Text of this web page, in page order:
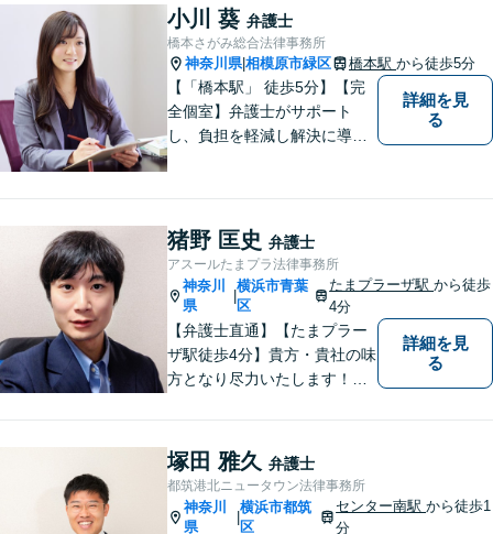
域に根ざした弁護士】法律ト
ラブルでお悩みの方は、お気
軽にご相談ください。
小川 葵 弁護士
橋本さがみ総合法律事務所
神奈川県|相模原市緑区 橋本駅 から徒歩5分
【「橋本駅」 徒歩5分】【完
全個室】弁護士がサポート
し、負担を軽減し解決に導き
はご相談いただき、今後の進
め方を一緒に考えましょう。
【法テラス利用可】
詳細を見
る
猪野 匡史 弁護士
アスールたまプラ法律事務所
神奈川
県
|
横浜市青葉
区
たまプラーザ駅から徒歩
4分
【弁護士直通】【たまプラー
ザ駅徒歩4分】貴方・貴社の味
方となり尽力いたします！当
すのでまずはお気軽にご相談
ください。
詳細を見
る
塚田 雅久 弁護士
都筑港北ニュータウン法律事務所
神奈川
県
横浜市都筑
区
センター南駅から徒歩1
分